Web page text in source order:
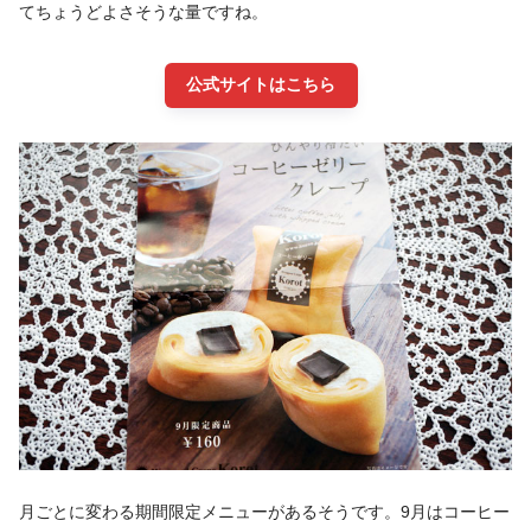
てちょうどよさそうな量ですね。
公式サイトはこちら
月ごとに変わる期間限定メニューがあるそうです。9月はコーヒー